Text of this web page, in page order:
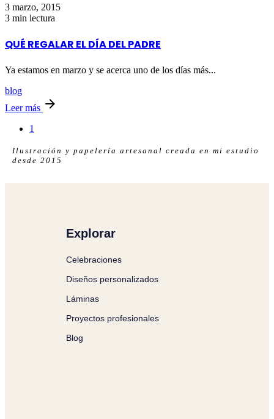
3 marzo, 2015
3 min lectura
QUÉ REGALAR EL DÍA DEL PADRE
Ya estamos en marzo y se acerca uno de los días más...
blog
Leer más
1
Ilustración y papelería artesanal creada en mi estudio
desde 2015
Explorar
Celebraciones
Diseños personalizados
Láminas
Proyectos profesionales
Blog